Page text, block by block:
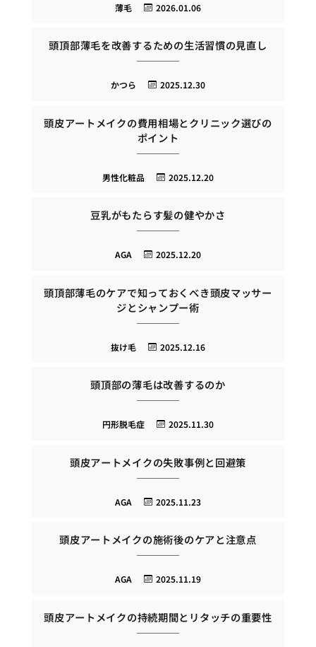
2026.01.06
薄毛
頭頂部薄毛を改善するための生活習慣の見直し
2025.12.30
かつら
頭皮アートメイクの費用相場とクリニック選びの
ポイント
2025.12.20
男性化粧品
豆乳がもたらす髪の健やかさ
2025.12.20
AGA
頭頂部薄毛のケアで知っておくべき頭皮マッサー
ジとシャンプー術
2025.12.16
抜け毛
頭頂部の薄毛は改善するのか
2025.11.30
円形脱毛症
頭皮アートメイクの失敗事例と回避策
2025.11.23
AGA
頭皮アートメイクの施術後のケアと注意点
2025.11.19
AGA
頭皮アートメイクの持続期間とリタッチの重要性